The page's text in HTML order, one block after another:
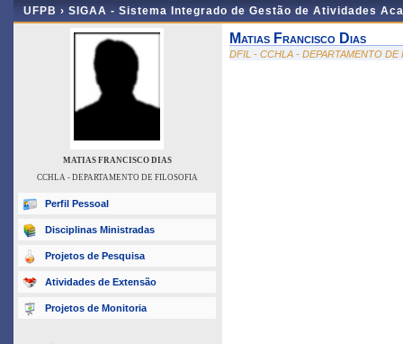
UFPB › SIGAA - Sistema Integrado de Gestão de Atividades
MATIAS FRANCISCO DIAS
CCHLA - DEPARTAMENTO DE FILOSOFIA
Perfil Pessoal
Disciplinas Ministradas
Projetos de Pesquisa
Atividades de Extensão
Projetos de Monitoria
Matias Francisco Dias
DFIL - CCHLA - DEPARTAMENTO DE